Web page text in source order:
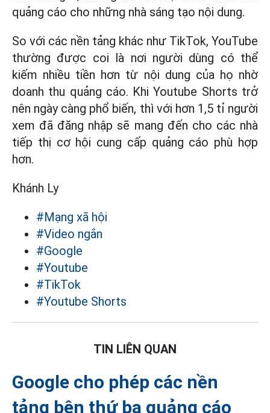
quảng cáo cho những nhà sáng tạo nội dung.
So với các nền tảng khác như TikTok, YouTube
thường được coi là nơi người dùng có thể
kiếm nhiều tiền hơn từ nội dung của họ nhờ
doanh thu quảng cáo. Khi Youtube Shorts trở
nên ngày càng phổ biến, thì với hơn 1,5 tỉ người
xem đã đăng nhập sẽ mang đến cho các nhà
tiếp thị cơ hội cung cấp quảng cáo phù hợp
hơn.
Khánh Ly
#Mạng xã hội
#Video ngắn
#Google
#Youtube
#TikTok
#Youtube Shorts
TIN LIÊN QUAN
Google cho phép các nền
tảng bên thứ ba quảng cáo